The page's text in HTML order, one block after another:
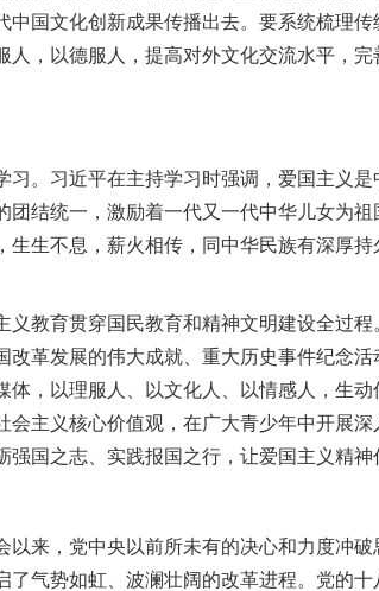
国文化创新成果传播出去。要系统梳理
，以德服人，提高对外文化交流水平，
习近平在主持学习时强调，爱国主义是
结统一，激励着一代又一代中华儿女为祖
生不息，薪火相传，同中华民族有深厚
育贯穿国民教育和精神文明建设全过程
革发展的伟大成就、重大历史事件纪念
，以理服人、以文化人、以情感人，生
主义核心价值观，在广大青少年中开展
国之志、实践报国之行，让爱国主义精神
，党中央以前所未有的决心和力度冲破
气势如虹、波澜壮阔的改革进程。党的